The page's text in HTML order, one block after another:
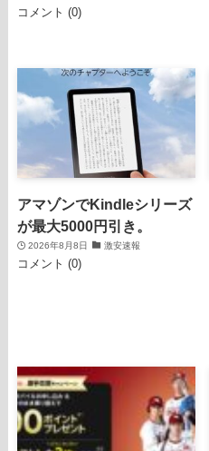
コメント (0)
アマゾンでKindleシリーズ
が最大5000円引き。
2026年8月8日 激安速報
コメント (0)